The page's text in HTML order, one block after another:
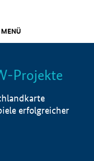
MENÜ
Info
Projekte
erfolgreicher